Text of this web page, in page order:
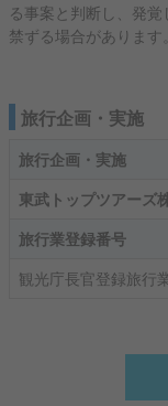
る事案と判断し、発
禁ずる場合があります。
旅行企画・実施
旅行企画・実施
東武トップツアーズ
旅行業登録番号
観光庁長官登録旅行